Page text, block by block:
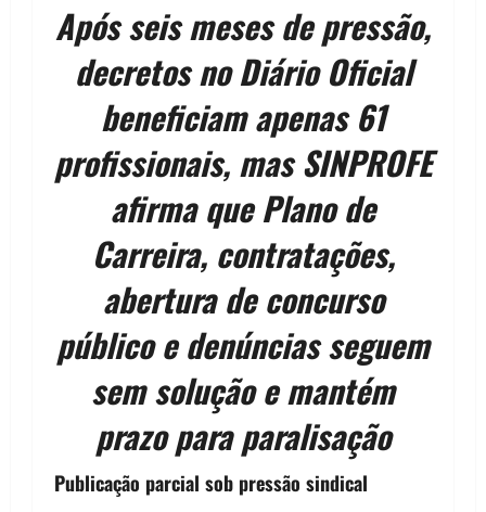
Após seis meses de pressão,
decretos no Diário Oficial
beneficiam apenas 61
profissionais, mas SINPROFE
afirma que Plano de
Carreira, contratações,
abertura de concurso
público e denúncias seguem
sem solução e mantém
prazo para paralisação
Publicação parcial sob pressão sindical